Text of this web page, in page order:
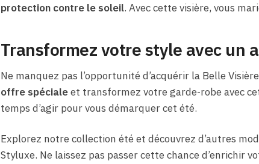
protection contre le soleil. Avec cette visière, vous
Transformez votre style avec un
Ne manquez pas l’opportunité d’acquérir la Belle
offre spécialeet transformez votre garde-robe avec
temps d’agir pour vous démarquer cet été.
Explorez notre collection été et découvrez d’autres
Styluxe. Ne laissez pas passer cette chance d’enrichir